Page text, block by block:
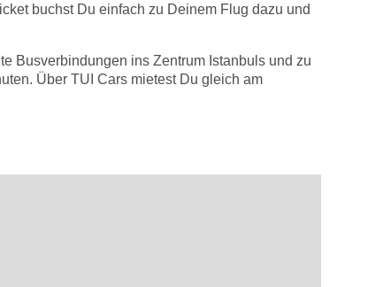
buchst Du einfach zu Deinem Flug dazu und
Busverbindungen ins Zentrum Istanbuls und zu
Über TUI Cars mietest Du gleich am